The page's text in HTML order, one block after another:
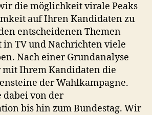
die möglichkeit virale Peaks
auf Ihren Kandidaten zu
entscheidenen Themen
in TV und Nachrichten viele
Nach einer Grundanalyse
Ihrem Kandidaten die
der Wahlkampagne.
dabei von der
bis hin zum Bundestag. Wir